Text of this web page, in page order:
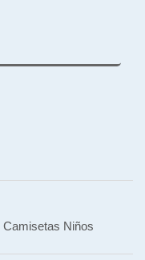
Camisetas Niños